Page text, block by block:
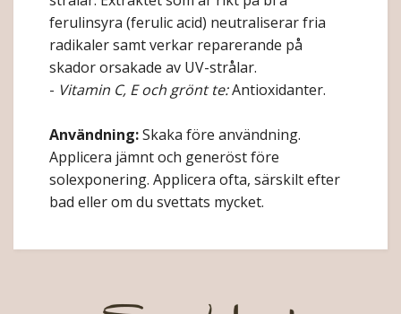
ferulinsyra (ferulic acid) neutraliserar fria
radikaler samt verkar reparerande på
skador orsakade av UV-strålar.
- Vitamin C, E och grönt te:Antioxidanter.
Användning:Skaka före användning.
Applicera jämnt och generöst före
solexponering. Applicera ofta, särskilt efter
bad eller om du svettats mycket.